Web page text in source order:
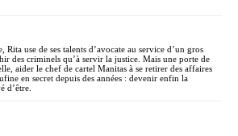
use de ses talents d’avocate au service d’un gros
des criminels qu’à servir la justice. Mais une porte de
aider le chef de cartel Manitas à se retirer des affaires
en secret depuis des années : devenir enfin la
d’être.